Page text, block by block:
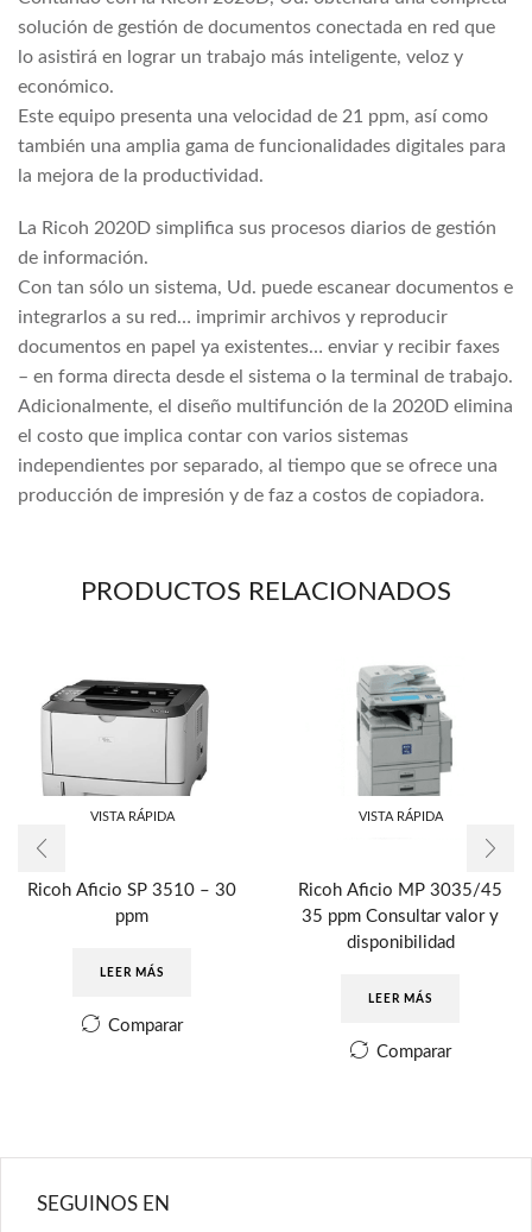
solución de gestión de documentos conectada en red que
lo asistirá en lograr un trabajo más inteligente, veloz y
económico.
Este equipo presenta una velocidad de 21 ppm, así como
también una amplia gama de funcionalidades digitales para
la mejora de la productividad.
La Ricoh 2020D simplifica sus procesos diarios de gestión
de información.
Con tan sólo un sistema, Ud. puede escanear documentos e
integrarlos a su red… imprimir archivos y reproducir
documentos en papel ya existentes… enviar y recibir faxes
– en forma directa desde el sistema o la terminal de trabajo.
Adicionalmente, el diseño multifunción de la 2020D elimina
el costo que implica contar con varios sistemas
independientes por separado, al tiempo que se ofrece una
producción de impresión y de faz a costos de copiadora.
PRODUCTOS RELACIONADOS
VISTA RÁPIDA
Ricoh Aficio SP 3510 – 30
ppm
LEER MÁS
Comparar
VISTA RÁPIDA
Ricoh Aficio MP 3035/45
35 ppm Consultar valor y
disponibilidad
LEER MÁS
Comparar
SEGUINOS EN